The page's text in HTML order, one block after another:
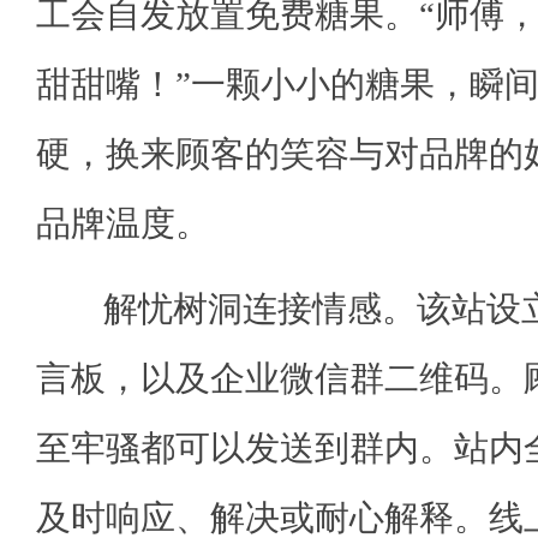
工会自发放置免费糖果。“师傅
甜甜嘴！”一颗小小的糖果，瞬
硬，换来顾客的笑容与对品牌的
品牌温度。
解忧树洞连接情感。该站设
言板，以及企业微信群二维码。
至牢骚都可以发送到群内。站
及时响应、解决或耐心解释。